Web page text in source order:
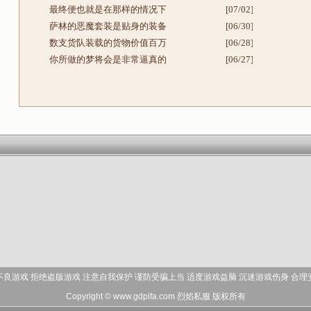
[07/02]
最终便也就是在那样的情况下
[06/30]
萨林的恶魔套装是贴身的装备
[06/28]
数支货队装载的货物价值百万
[06/27]
你所做的梦将会是非常逼真的
游戏 拒绝盗版游戏 注意自我保护 谨防受骗上当 适度游戏益脑 沉迷游戏伤身 合
Copyright © www.gdpifa.com 烈焰私服 版权所有